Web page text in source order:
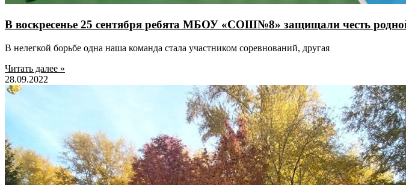
В воскресенье 25 сентября ребята МБОУ «СОШ№8» защищали честь
В нелегкой борьбе одна наша команда стала участником соревнований, другая
Читать далее »
28.09.2022